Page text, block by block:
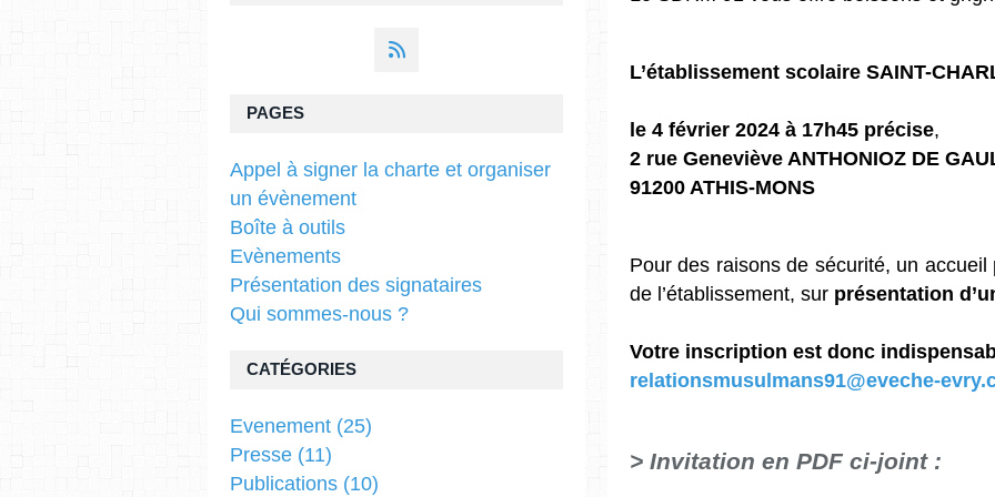
L’établissement scolaire SAINT-
le 4 février 2024 à 17h45 précise,
2 rue Geneviève ANTHONIOZ DE
91200 ATHIS-MONS
Pour des raisons de sécurité, un accueil
de l’établissement, sur présentation
Votre inscription est donc
relationsmusulmans91@eveche-
> Invitation en PDF ci-joint :
PAGES
Appel à signer la charte et organiser
un évènement
Boîte à outils
Evènements
Présentation des signataires
Qui sommes-nous ?
CATÉGORIES
Evenement (25)
Presse (11)
Publications (10)